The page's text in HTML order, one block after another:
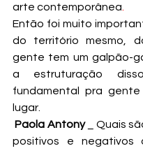
arte contemporânea
Então foi muito
do território mesmo,
gente tem um galpão-
a estruturação
fundamental pra
lugar.
Paola Antony
_ Quais
positivos e negativos